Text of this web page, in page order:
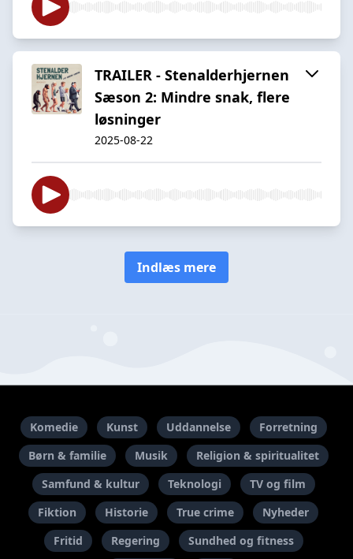
TRAILER - Stenalderhjernen
Sæson 2: Mindre snak, flere
løsninger
2025-08-22
Indlæs mere
Komedie Kunst Uddannelse
Forretning
Børn & familie
Musik
Religion & spiritualitet
Samfund & kultur
Teknologi
TV og film
Fiktion
Historie True crime
Nyheder
Fritid
Regering Sundhed og fitness